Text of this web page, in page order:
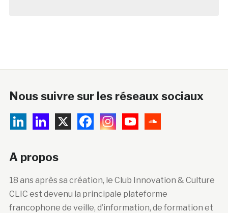
Nous suivre sur les réseaux sociaux
A propos
18 ans après sa création, le Club Innovation & Culture
CLIC est devenu la principale plateforme
francophone de veille, d’information, de formation et